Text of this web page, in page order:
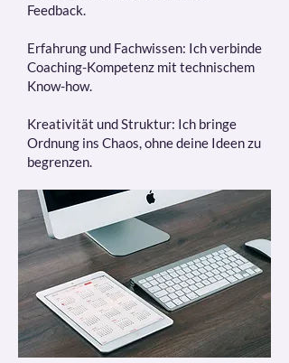
Feedback.
Erfahrung und Fachwissen: Ich verbinde
Coaching-Kompetenz mit technischem
Know-how.
Kreativität und Struktur: Ich bringe
Ordnung ins Chaos, ohne deine Ideen zu
begrenzen.